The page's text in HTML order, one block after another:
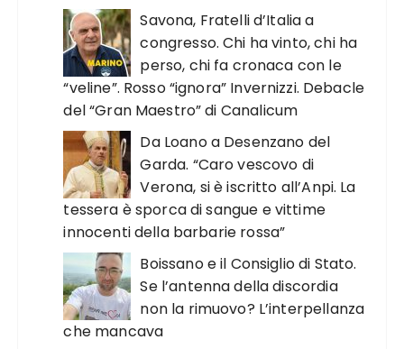
Savona, Fratelli d’Italia a
congresso. Chi ha vinto, chi ha
perso, chi fa cronaca con le
“veline”. Rosso “ignora” Invernizzi. Debacle
del “Gran Maestro” di Canalicum
Da Loano a Desenzano del
Garda. “Caro vescovo di
Verona, si è iscritto all’Anpi. La
tessera è sporca di sangue e vittime
innocenti della barbarie rossa”
Boissano e il Consiglio di Stato.
Se l’antenna della discordia
non la rimuovo? L’interpellanza
che mancava